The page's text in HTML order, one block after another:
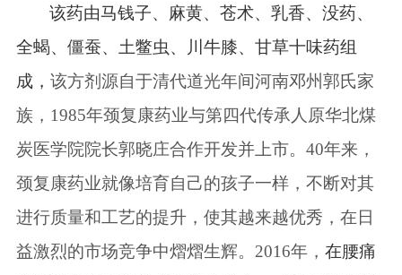
该药由马钱子、麻黄、苍术、乳香、没药、
全蝎、僵蚕、土鳖虫、川牛膝、甘草十味药组
成， 该方剂源自于清代道光年间河南邓州郭氏家
族， 1985年颈复康药业与第四代传承人原华北煤
炭医学院院长郭晓庄合作开发并上市。 40年来，
颈复康药业就像培育自己的孩子一样，不断对其
进行质量和工艺的提升，使其越来越优秀，在日
益激烈的市场竞争中熠熠生辉。 2016年， 在腰痛